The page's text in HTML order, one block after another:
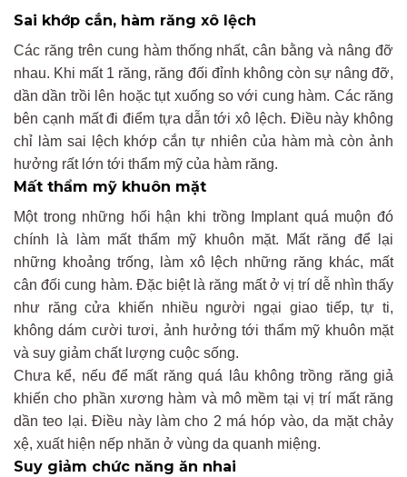
Sai khớp cắn, hàm răng xô lệch
Các răng trên cung hàm thống nhất, cân bằng và nâng đỡ
nhau. Khi mất 1 răng, răng đối đỉnh không còn sự nâng đỡ,
dần dần trồi lên hoặc tụt xuống so với cung hàm. Các răng
bên cạnh mất đi điểm tựa dẫn tới xô lệch. Điều này không
chỉ làm sai lệch khớp cắn tự nhiên của hàm mà còn ảnh
hưởng rất lớn tới thẩm mỹ của hàm răng.
Mất thẩm mỹ khuôn mặt
Một trong những hối hận khi trồng Implant quá muộn đó
chính là làm mất thẩm mỹ khuôn mặt. Mất răng để lại
những khoảng trống, làm xô lệch những răng khác, mất
cân đối cung hàm. Đặc biệt là răng mất ở vị trí dễ nhìn thấy
như răng cửa khiến nhiều người ngại giao tiếp, tự ti,
không dám cười tươi, ảnh hưởng tới thẩm mỹ khuôn mặt
và suy giảm chất lượng cuộc sống.
Chưa kể, nếu để mất răng quá lâu không trồng răng giả
khiến cho phần xương hàm và mô mềm tại vị trí mất răng
dần teo lại. Điều này làm cho 2 má hóp vào, da mặt chảy
xệ, xuất hiện nếp nhăn ở vùng da quanh miệng.
Suy giảm chức năng ăn nhai